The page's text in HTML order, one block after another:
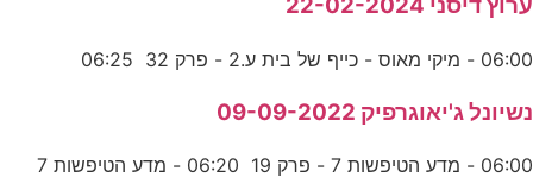
ערוץ דיסני 22-02-2024
06:00 - מיקי מאוס - כייף של בית ע.2 - פרק 32 06:25
נשיונל ג'יאוגרפיק 09-09-2022
06:00 - מדע הטיפשות 7 - פרק 19 06:20 - מדע הטיפשות 7